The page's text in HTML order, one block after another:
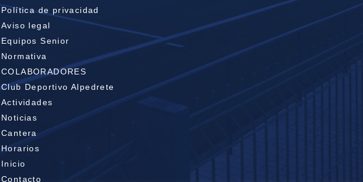
Política de privacidad
Aviso legal
Equipos Senior
Normativa
COLABORADORES
Club Deportivo Alpedrete
Actividades
Noticias
Cantera
Horarios
Inicio
Contacto